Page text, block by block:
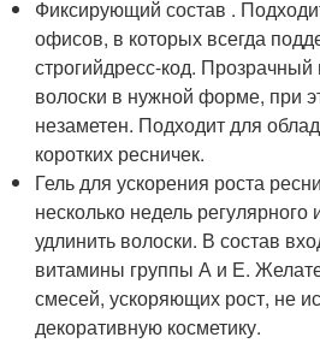
Фиксирующий состав .
офисов, в которых всегда
строгийдресс-код. Прозрачный
волоски в нужной форме, при
незаметен. Подходит для
коротких ресничек.
Гель для ускорения роста
несколько недель регулярного
удлинить волоски. В состав
витамины группы А и Е.
смесей, ускоряющих рост, не
декоративную косметику.